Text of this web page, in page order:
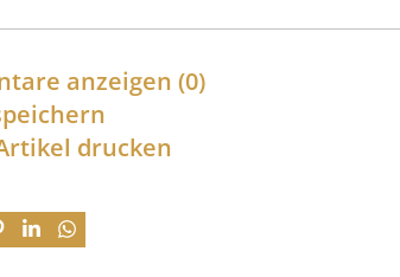
p
anzeigen (0)
drucken